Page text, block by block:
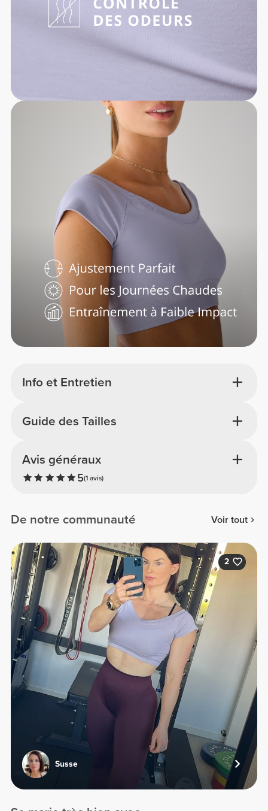
Info et Entretien
Avis généraux
5(1 avis)
Guide des Tailles
De notre communauté Voir tout
2
Susse